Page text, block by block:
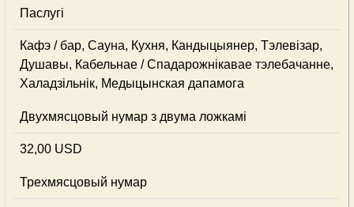
Паслугі
Кафэ / бар, Сауна, Кухня, Кандыцыянер, Тэлевізар,
Душавы, Кабельнае / Спадарожнiкавае тэлебачанне,
Халадзільнік, Медыцынская дапамога
Двухмясцовый нумар з двума ложкамі
32,00 USD
Трехмясцовый нумар